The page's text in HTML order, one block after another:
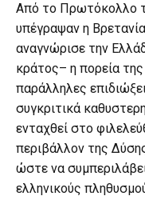
Από το Πρωτόκολλο
υπέγραψαν η
αναγνώρισε την
κράτος– η πορεία
παράλληλες
συγκριτικά
ενταχθεί στο
περιβάλλον της
ώστε να
ελληνικούς